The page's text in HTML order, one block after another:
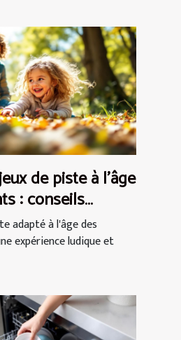
de piste à l'âge
: conseils
adapté à l'âge des
expérience ludique et